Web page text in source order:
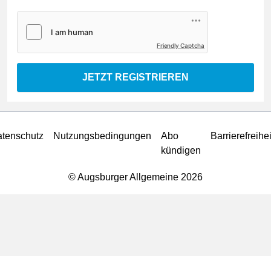
Friendly Captcha
JETZT REGISTRIEREN
Nutzungsbedingungen
Abo
kündigen
© Augsburger Allgemeine 2026